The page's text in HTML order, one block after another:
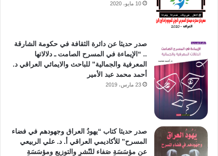
10 مايو، 2020
صدر حديثا عن دائرة الثقافة في حكومة الشارقة
.. “الإيماءة في المسرح الصامت ـ دلالاتها
المعرفية والجمالية” للباحث والايمائي العراقي د.
أحمد محمد عبد الأمير
23 مارس، 2019
صدر حديثا كتاب “يهودُ العراق وجهودهم في فضاء
المسرح” للأكاديمي العراقي أ. د. علي الربيعي
عن مؤسَسَةِ صَفاء للنّشرِ والتوزيع ومؤسَسَةِ